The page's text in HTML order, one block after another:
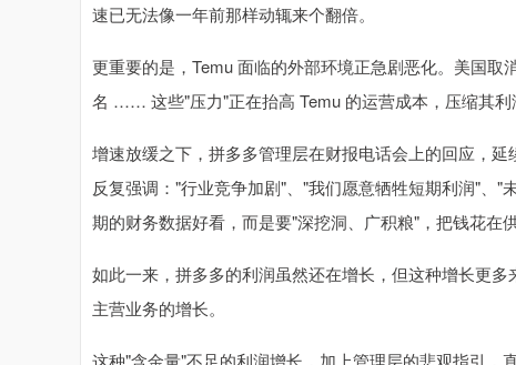
速已无法像一年前那样动辄来个翻倍。
更重要的是，Temu 面临的外部环境正急剧恶化。美国
名 …… 这些"压力"正在抬高 Temu 的运营成本，压缩其利
增速放缓之下，拼多多管理层在财报电话会上的回应，
反复强调："行业竞争加剧"、"我们愿意牺牲短期利润"、
期的财务数据好看，而是要"深挖洞、广积粮"，把钱花在
如此一来，拼多多的利润虽然还在增长，但这种增长更
主营业务的增长。
这种"含金量"不足的利润增长，加上管理层的悲观指引